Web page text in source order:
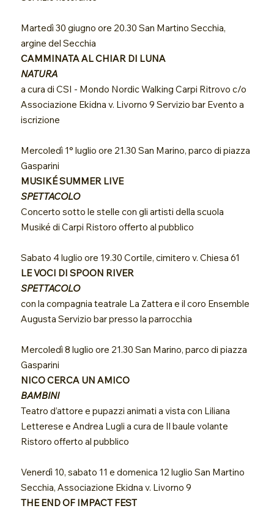
Martedì 30 giugno ore 20.30 San Martino Secchia,
argine del Secchia
CAMMINATA AL CHIAR DI LUNA
NATURA
a cura di CSI - Mondo Nordic Walking Carpi Ritrovo c/o
Associazione Ekidna v. Livorno 9 Servizio bar Evento a
iscrizione
Mercoledì 1° luglio ore 21.30 San Marino, parco di piazza
Gasparini
MUSIKÉ SUMMER LIVE
SPETTACOLO
Concerto sotto le stelle con gli artisti della scuola
Musiké di Carpi Ristoro offerto al pubblico
Sabato 4 luglio ore 19.30 Cortile, cimitero v. Chiesa 61
LE VOCI DI SPOON RIVER
SPETTACOLO
con la compagnia teatrale La Zattera e il coro Ensemble
Augusta Servizio bar presso la parrocchia
Mercoledì 8 luglio ore 21.30 San Marino, parco di piazza
Gasparini
NICO CERCA UN AMICO
BAMBINI
Teatro d’attore e pupazzi animati a vista con Liliana
Letterese e Andrea Lugli a cura de Il baule volante
Ristoro offerto al pubblico
Venerdì 10, sabato 11 e domenica 12 luglio San Martino
Secchia, Associazione Ekidna v. Livorno 9
THE END OF IMPACT FEST